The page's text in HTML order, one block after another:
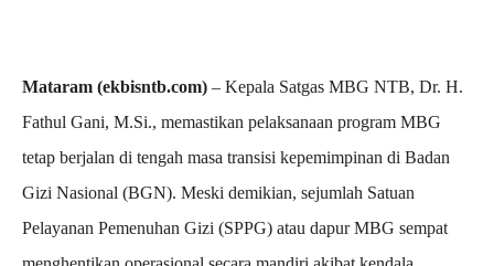
Mataram (ekbisntb.com) – Kepala Satgas MBG NTB, Dr. H.
Fathul Gani, M.Si., memastikan pelaksanaan program MBG
tetap berjalan di tengah masa transisi kepemimpinan di Badan
Gizi Nasional (BGN). Meski demikian, sejumlah Satuan
Pelayanan Pemenuhan Gizi (SPPG) atau dapur MBG sempat